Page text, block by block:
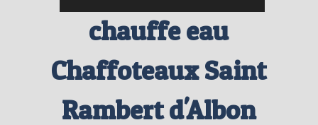
chauffe eau
Chaffoteaux Saint
Rambert d'Albon